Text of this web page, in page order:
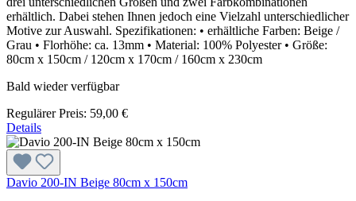
erhältlich. Dabei stehen Ihnen jedoch eine Vielzahl unterschiedlicher
Motive zur Auswahl. Spezifikationen: • erhältliche Farben: Beige /
Grau • Florhöhe: ca. 13mm • Material: 100% Polyester • Größe:
80cm x 150cm / 120cm x 170cm / 160cm x 230cm
Bald wieder verfügbar
Regulärer Preis: 59,00 €
Details
Davio 200-IN Beige 80cm x 150cm